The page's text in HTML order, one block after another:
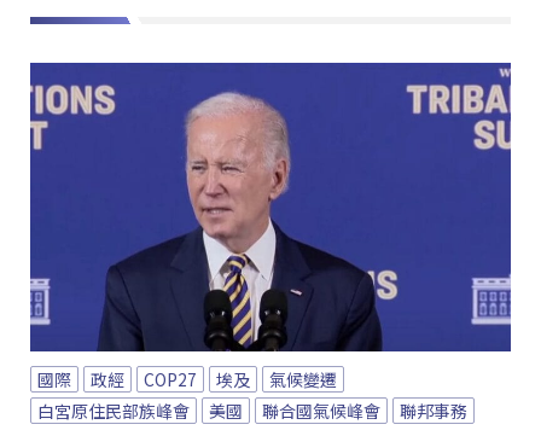
國際 政經 COP27 埃及
氣候變遷
白宮原住民部族峰會
美國 聯合國氣候峰會 聯邦事務